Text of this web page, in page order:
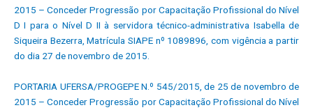
2015 – Conceder Progressão por Capacitação Profissional do Nível
D I para o Nível D II à servidora técnico-administrativa Isabella de
Siqueira Bezerra, Matrícula SIAPE nº 1089896, com vigência a partir
do dia 27 de novembro de 2015.
PORTARIA UFERSA/PROGEPE N.º 545/2015, de 25 de novembro de
2015 – Conceder Progressão por Capacitação Profissional do Nível